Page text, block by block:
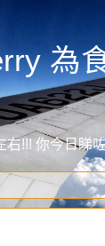
為
右!!! 你今日睇